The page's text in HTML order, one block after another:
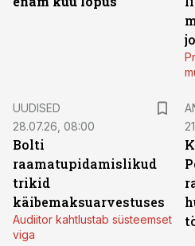
UUDISED
28.07.26, 08:00
Bolti
raamatupidamislikud
trikid
käibemaksuarvestuses
Audiitor kahtlustab süsteemset
viga